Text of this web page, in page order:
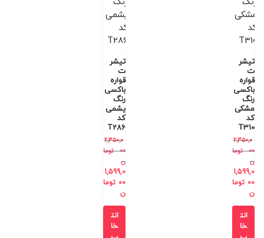
تیشر
ت
قواره
باکسی
رنگ
مشکی
کد
T310
2,350,0
00
توما
ن
1,599,0
00 توما
ن
انت
خا
تیشر
ت
قواره
باکسی
رنگ
یشمی
کد
T286
2,350,0
00
توما
ن
1,599,0
00 توما
ن
انت
خا